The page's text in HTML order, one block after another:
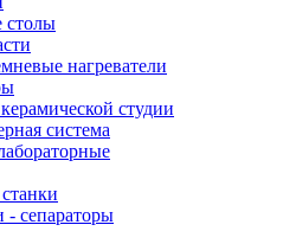
столы
нагреватели
студии
система
- сепараторы